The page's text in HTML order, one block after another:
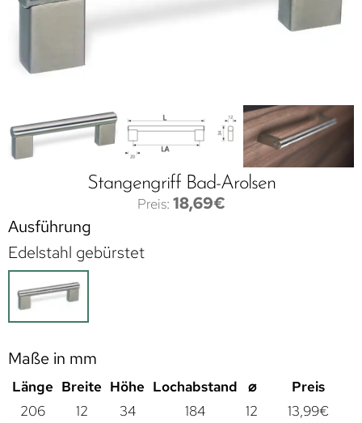
Stangengriff Bad-Arolsen
18,69€
Ausführung
Edelstahl gebürstet
Maße in mm
Länge Breite Höhe Lochabstand ⌀
Preis
206
12 34 184 12 13,99€